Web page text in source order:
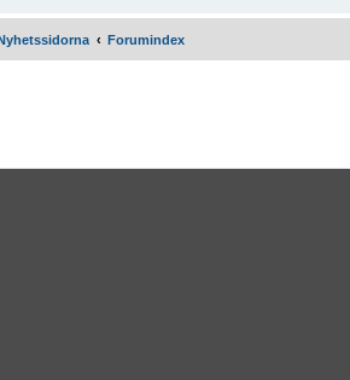
Forumindex